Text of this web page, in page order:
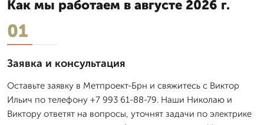
Как мы работаем в августе 2026 г.
01
Заявка и консультация
Оставьте заявку в Метпроект-Брн и свяжитесь с Виктор
Ильич по телефону +7 993 61-88-79. Наши Николаю и
Виктору ответят на вопросы, уточнят задачи по электрике